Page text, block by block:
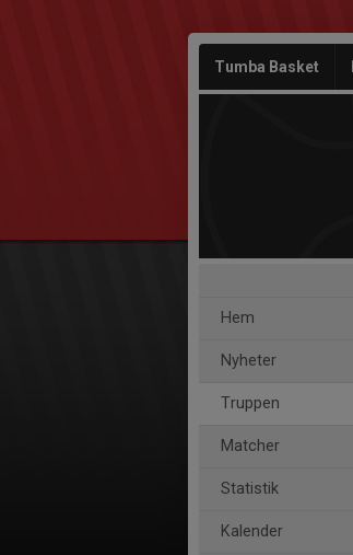
Tumba Basket
Hem
Nyheter
Truppen
Matcher
Statistik
Kalender